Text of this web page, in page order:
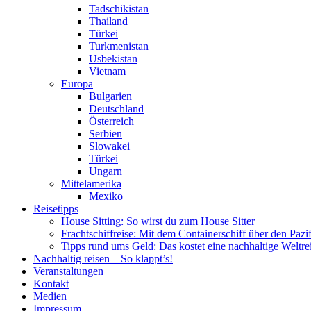
Tadschikistan
Thailand
Türkei
Turkmenistan
Usbekistan
Vietnam
Europa
Bulgarien
Deutschland
Österreich
Serbien
Slowakei
Türkei
Ungarn
Mittelamerika
Mexiko
Reisetipps
House Sitting: So wirst du zum House Sitter
Frachtschiffreise: Mit dem Containerschiff über den
Tipps rund ums Geld: Das kostet eine nachhaltige
Nachhaltig reisen – So klappt’s!
Veranstaltungen
Kontakt
Medien
Impressum